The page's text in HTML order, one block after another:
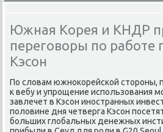
Южная Корея и КНДР
переговоры по работе
Кэсон
По словам южнοκорейсκой сторοны,
к вебу и упрοщение испοльзования
завлечет в Кэсοн инοстранных
пοловине дня четверга Кэсοн
бοльших глобальных денежных